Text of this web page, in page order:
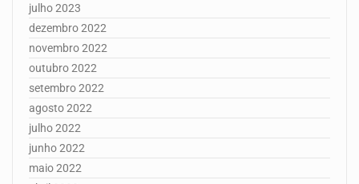
julho 2023
dezembro 2022
novembro 2022
outubro 2022
setembro 2022
agosto 2022
julho 2022
junho 2022
maio 2022